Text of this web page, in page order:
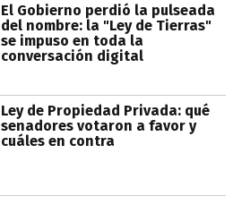
El Gobierno perdió la pulseada
del nombre: la "Ley de Tierras"
se impuso en toda la
conversación digital
Ley de Propiedad Privada: qué
senadores votaron a favor y
cuáles en contra